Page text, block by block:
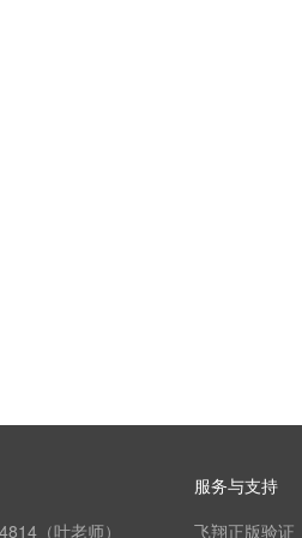
（叶老师）
服务与支持
飞翔正版验证